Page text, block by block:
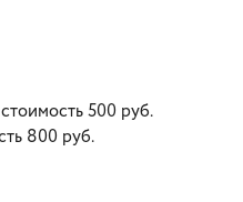
500 руб.
800 руб.